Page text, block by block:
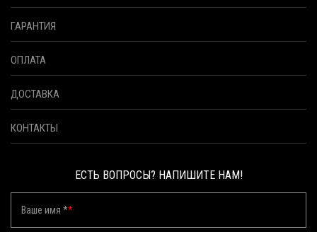
ГАРАНТИЯ
ОПЛАТА
ДОСТАВКА
КОНТАКТЫ
ЕСТЬ ВОПРОСЫ? НАПИШИТЕ НАМ!
Ваше имя **